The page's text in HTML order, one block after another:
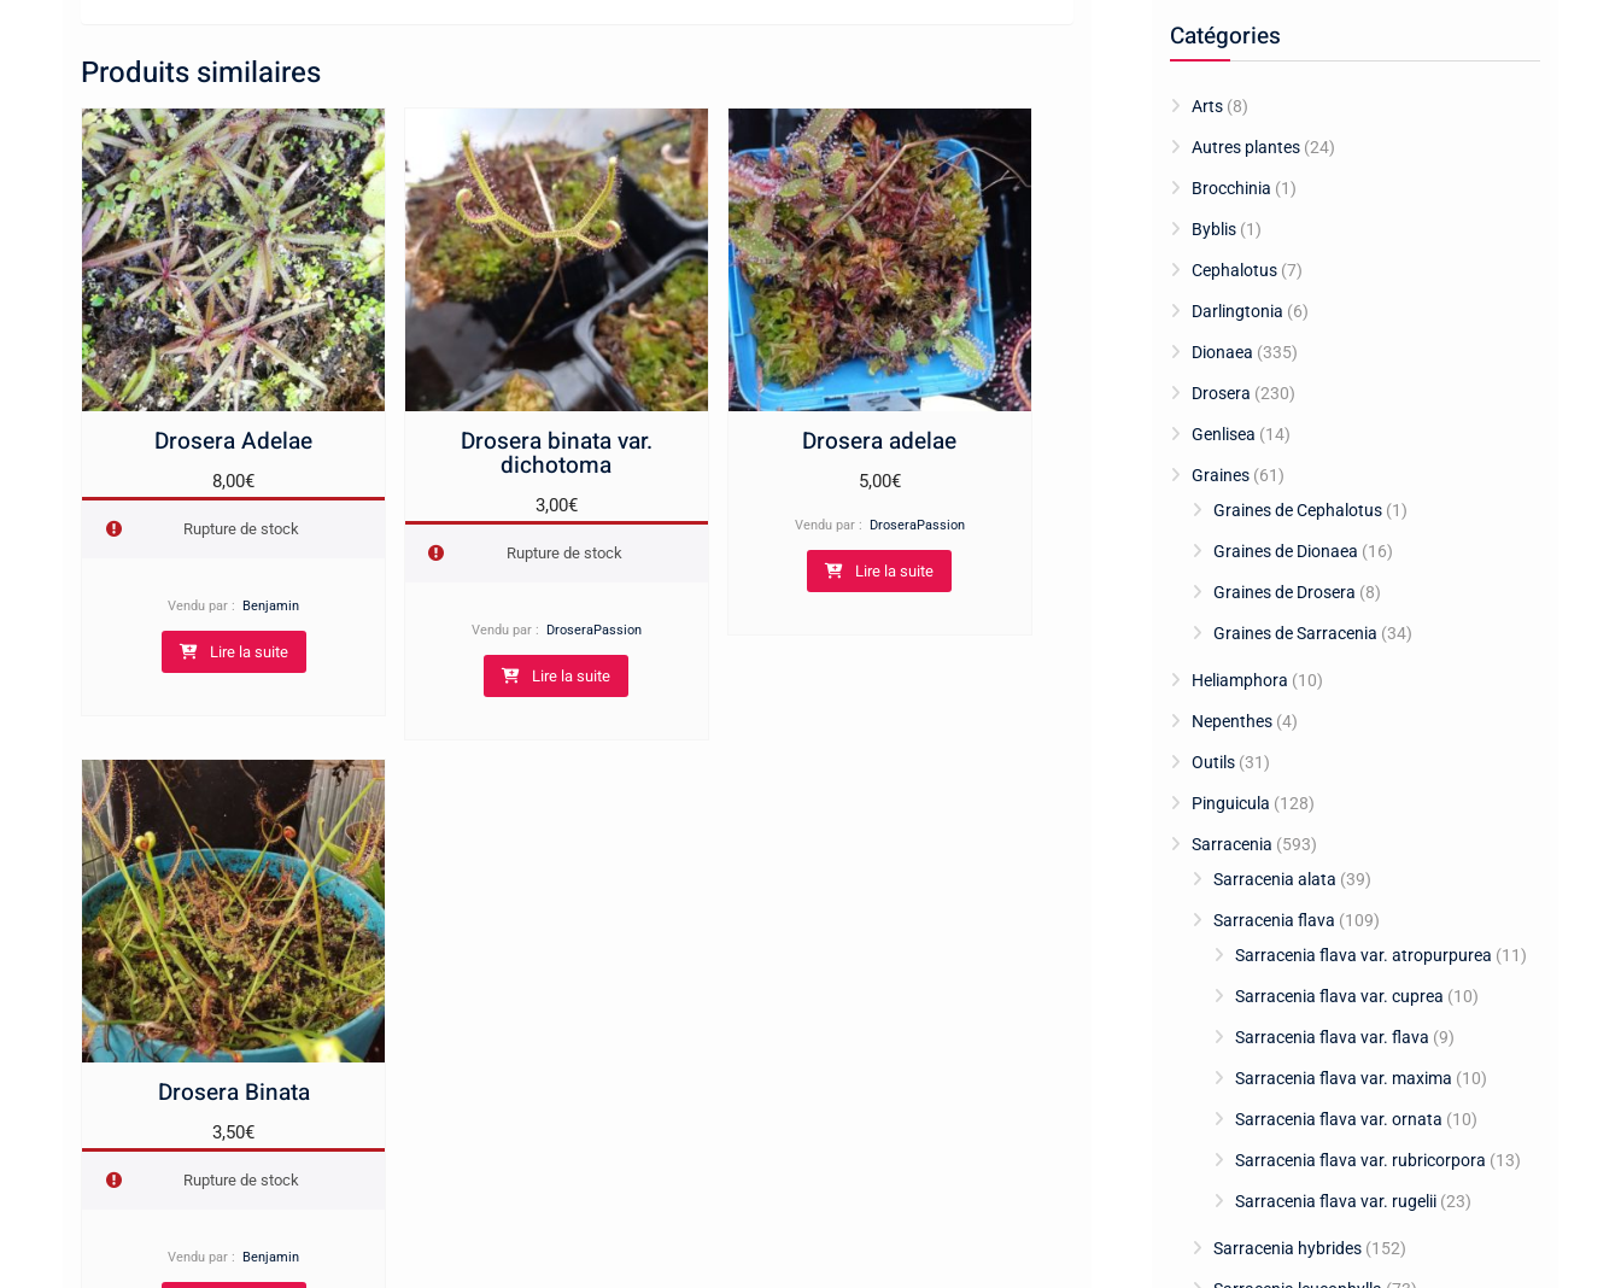
Produits similaires
Drosera Adelae
8,00€
Rupture de stock
Vendu par : Benjamin
Lire la suite
Drosera binata var.
dichotoma
3,00€
Rupture de stock
Vendu par : DroseraPassion
Lire la suite
Drosera adelae
5,00€
Vendu par : DroseraPassion
Lire la suite
Drosera Binata
3,50€
Rupture de stock
Vendu par : Benjamin
Catégories
Arts (8)
Autres plantes (24)
Brocchinia (1)
Byblis (1)
Cephalotus (7)
Darlingtonia (6)
Dionaea (335)
Drosera (230)
Genlisea (14)
Graines (61)
Graines de Cephalotus (1)
Graines de Dionaea (16)
Graines de Drosera (8)
Graines de Sarracenia (34)
Heliamphora (10)
Nepenthes (4)
Outils (31)
Pinguicula (128)
Sarracenia (593)
Sarracenia alata (39)
Sarracenia flava (109)
Sarracenia flava var. atropurpurea (11)
Sarracenia flava var. cuprea (10)
Sarracenia flava var. flava (9)
Sarracenia flava var. maxima (10)
Sarracenia flava var. ornata (10)
Sarracenia flava var. rubricorpora (13)
Sarracenia flava var. rugelii (23)
Sarracenia hybrides (152)